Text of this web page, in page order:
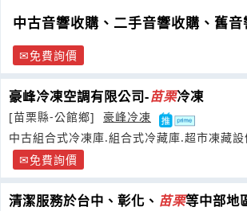
中古音響收購、二手音響收購、舊音
免費詢價
豪峰冷凍空調有限公司-苗栗冷凍
[苗栗縣-公館鄉]
豪峰冷凍
中古組合式冷凍庫.組合式冷藏庫.超市凍藏
式冷氣免費詢價
清潔服務於台中、彰化、 苗栗等中部地